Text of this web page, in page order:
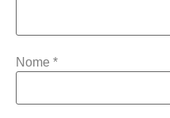
Nome *